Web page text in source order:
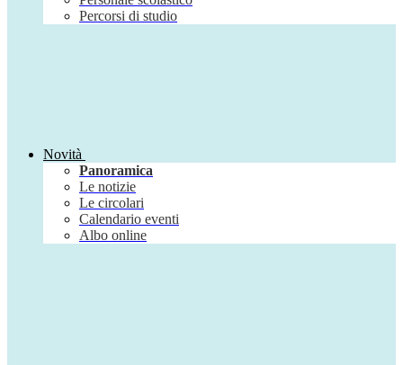
Percorsi di studio
Novità
Panoramica
Le notizie
Le circolari
Calendario eventi
Albo online